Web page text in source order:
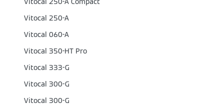
Vitocal 250-A
Vitocal 060-A
Vitocal 350-HT Pro
Vitocal 333-G
Vitocal 300-G
Vitocal 300-G